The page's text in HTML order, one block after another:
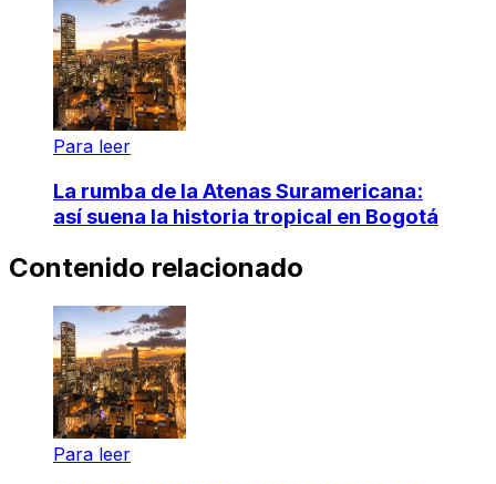
Para leer
La rumba de la Atenas Suramericana:
así suena la historia tropical en Bogotá
Contenido relacionado
Para leer